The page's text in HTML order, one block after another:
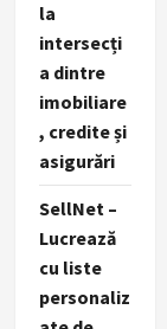
la
intersecți
a dintre
imobiliare
, credite și
asigurări
SellNet –
Lucrează
cu liste
personaliz